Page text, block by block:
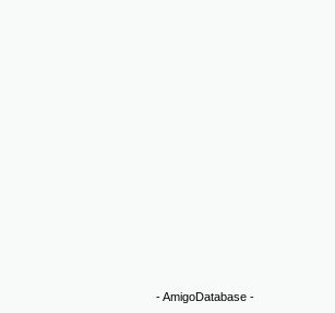
-AmigoDatabase -